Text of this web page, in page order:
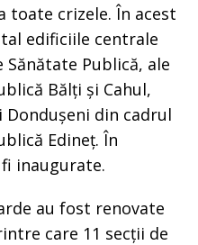
toate crizele. În acest
edificiile centrale
Sănătate Publică, ale
Bălți și Cahul,
Dondușeni din cadrul
Edineț. În
inaugurate.
au fost renovate
care 11 secții de